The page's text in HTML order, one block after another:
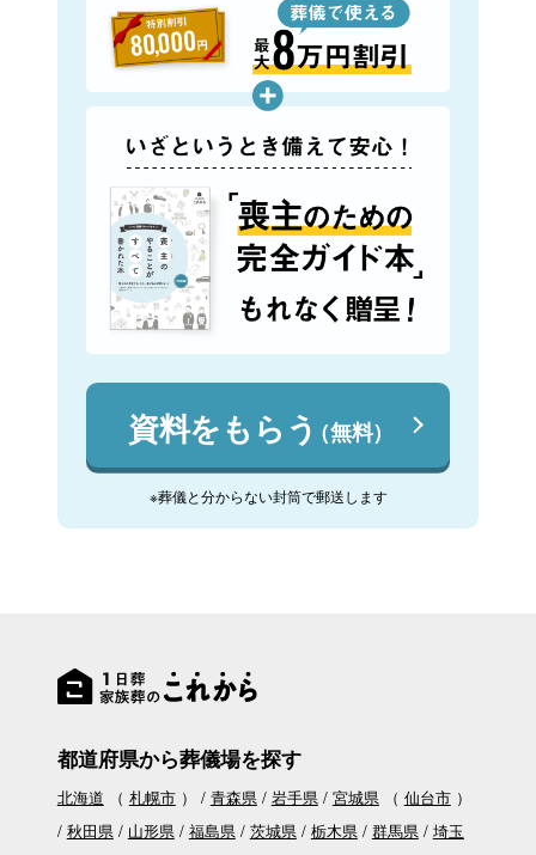
資料をもらう（無料）
※葬儀と分からない封筒で郵送します
都道府県から葬儀場を探す
北海道 （ 札幌市） 青森県 岩手県 宮城県（ 仙台市）
秋田県
山形県 福島県 茨城県 栃木県 群馬県
埼玉